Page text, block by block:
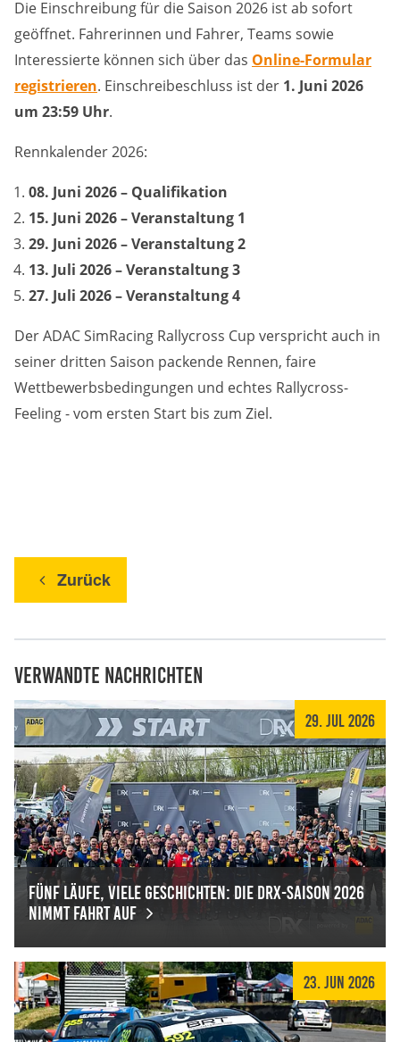
Die Einschreibung für die Saison 2026 ist ab sofort
geöffnet. Fahrerinnen und Fahrer, Teams sowie
Interessierte können sich über das Online-Formular
registrieren. Einschreibeschluss ist der 1. Juni 2026
um 23:59 Uhr.
Rennkalender 2026:
08. Juni 2026 – Qualifikation
15. Juni 2026 – Veranstaltung 1
29. Juni 2026 – Veranstaltung 2
13. Juli 2026 – Veranstaltung 3
27. Juli 2026 – Veranstaltung 4
Der ADAC SimRacing Rallycross Cup verspricht auch in
seiner dritten Saison packende Rennen, faire
Wettbewerbsbedingungen und echtes Rallycross-
Feeling - vom ersten Start bis zum Ziel.
Zurück
Verwandte Nachrichten
29. Jul 2026
Fünf Läufe, viele Geschichten: Die DRX-Saison 2026
nimmt Fahrt auf
Fünf Läufe, viele Geschichten: Die DRX-Saison 2026
23. Jun 2026